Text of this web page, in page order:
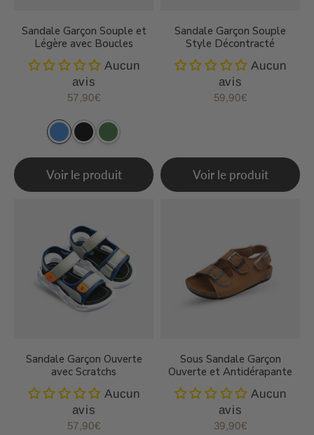
Sandale Garçon Souple et
Légère avec Boucles
Aucun
avis
Prix
57,90€
Voir le produit
Sandale Garçon Souple
Style Décontracté
Aucun
avis
Prix
59,90€
Voir le produit
Sandale Garçon Ouverte
avec Scratchs
Aucun
avis
Prix
57,90€
Sous Sandale Garçon
Ouverte et Antidérapante
Aucun
avis
Prix
39,90€